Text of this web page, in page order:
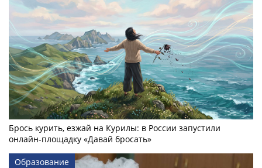
Брось курить, езжай на Курилы: в России запустили
онлайн-­площадку «Давай бросать»
Образование